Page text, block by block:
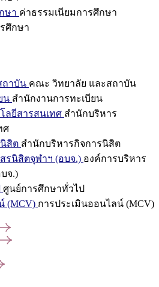
ษา ค่าธรรมเนียมการศึกษา
ศึกษา
ถาบัน คณะ วิทยาลัย และสถาบัน
น สำนักงานการทะเบียน
ลยีสารสนเทศ สำนักบริหาร
ศ
สิต สำนักบริหารกิจการนิสิต
รนิสิตจุฬาฯ (อบจ.) องค์การบริหาร
จ.)
ศูนย์การศึกษาทั่วไป
(MCV) การประเมินออนไลน์ (MCV)